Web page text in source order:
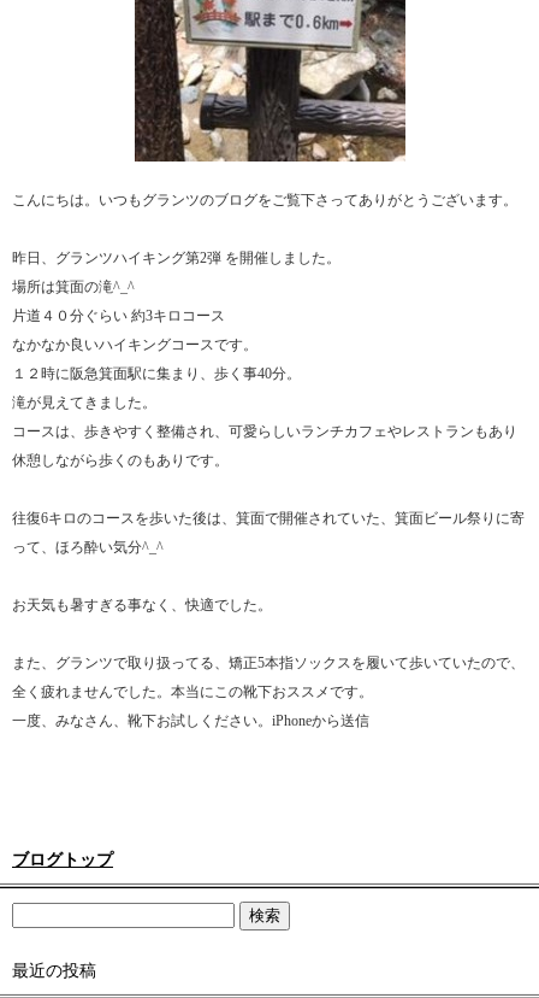
こんにちは。いつもグランツのブログをご覧下さってありがとうございます。
昨日、グランツハイキング第2弾 を開催しました。
場所は箕面の滝^_^
片道４０分ぐらい 約3キロコース
なかなか良いハイキングコースです。
１２時に阪急箕面駅に集まり、歩く事40分。
滝が見えてきました。
コースは、歩きやすく整備され、可愛らしいランチカフェやレストランもあり
休憩しながら歩くのもありです。
往復6キロのコースを歩いた後は、箕面で開催されていた、箕面ビール祭りに寄
って、ほろ酔い気分^_^
お天気も暑すぎる事なく、快適でした。
また、グランツで取り扱ってる、矯正5本指ソックスを履いて歩いていたので、
全く疲れませんでした。本当にこの靴下おススメです。
一度、みなさん、靴下お試しください。iPhoneから送信
ブログトップ
最近の投稿